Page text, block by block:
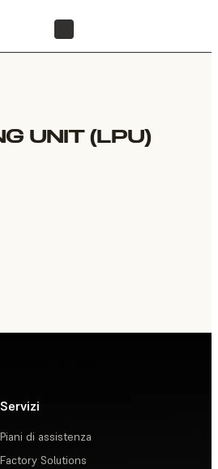
UNIT (LPU)
Servizi
Piani di assistenza
Factory Solutions